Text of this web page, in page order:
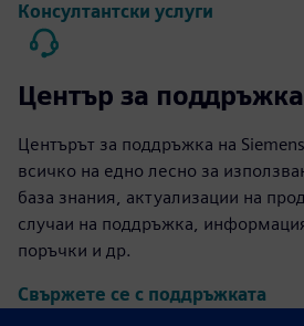
Консултантски услуги
Център за поддръжка
Центърът за поддръжка на
всичко на едно лесно за
база знания, актуализации на
случаи на поддръжка,
поръчки и др.
Свържете се с поддръжката